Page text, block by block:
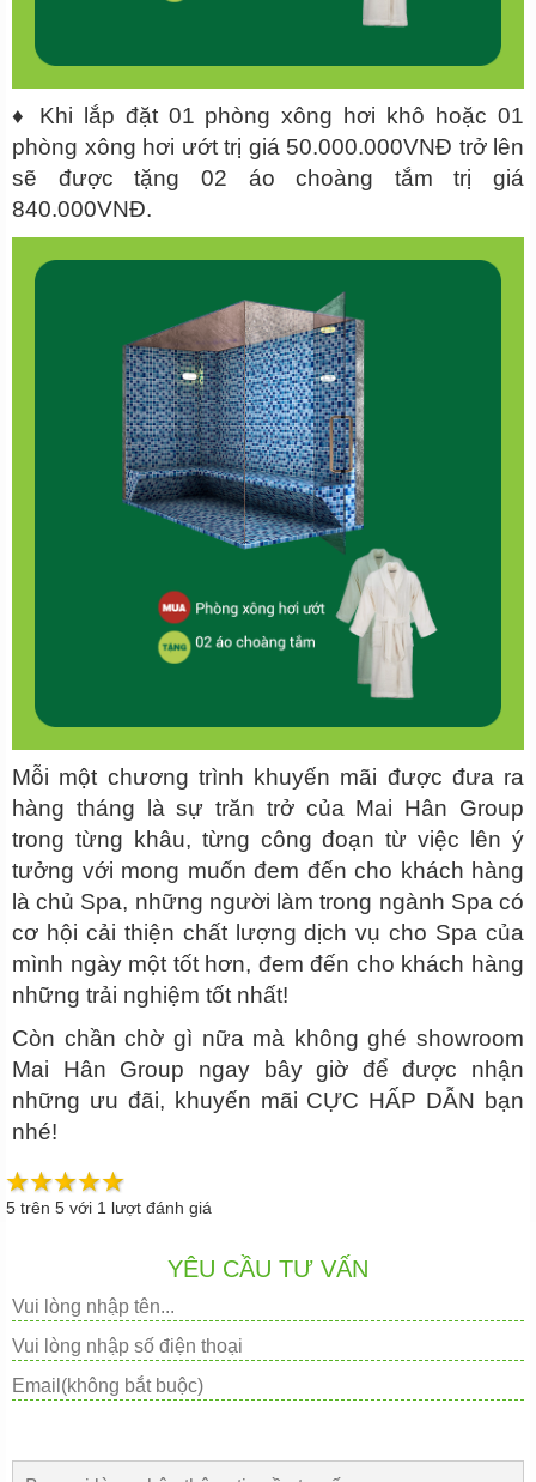
♦ Khi lắp đặt 01 phòng xông hơi khô hoặc 01
phòng xông hơi ướt trị giá 50.000.000VNĐ trở lên
sẽ được tặng 02 áo choàng tắm trị giá
840.000VNĐ.
Mỗi một chương trình khuyến mãi được đưa ra
hàng tháng là sự trăn trở của Mai Hân Group
trong từng khâu, từng công đoạn từ việc lên ý
tưởng với mong muốn đem đến cho khách hàng
là chủ Spa, những người làm trong ngành Spa có
cơ hội cải thiện chất lượng dịch vụ cho Spa của
mình ngày một tốt hơn, đem đến cho khách hàng
những trải nghiệm tốt nhất!
Còn chần chờ gì nữa mà không ghé showroom
Mai Hân Group ngay bây giờ để được nhận
những ưu đãi, khuyến mãi CỰC HẤP DẪN bạn
nhé!
5 trên 5 với 1 lượt đánh giá
YÊU CẦU TƯ VẤN